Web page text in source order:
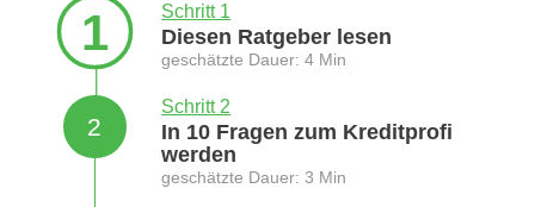
1 Schritt 1
Diesen Ratgeber lesen
geschätzte Dauer: 4 Min
2
Schritt 2
In 10 Fragen zum Kreditprofi
werden
geschätzte Dauer: 3 Min